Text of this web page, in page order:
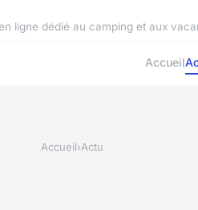
ligne dédié au camping et aux
Accueil
Accueil›Actu